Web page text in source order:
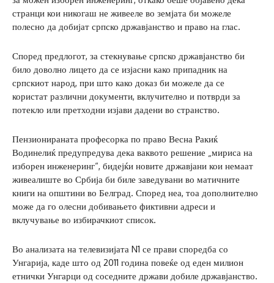
странци кои никогаш не живееле во земјата би можеле
полесно да добијат српско државјанство и право на глас.
Според предлогот, за стекнување српско државјанство би
било доволно лицето да се изјасни како припадник на
српскиот народ, при што како доказ би можеле да се
користат различни документи, вклучително и потврди за
потекло или претходни изјави дадени во странство.
Пензионираната професорка по право Весна Ракиќ
Водинелиќ предупредува дека ваквото решение „мириса на
изборен инженеринг“, бидејќи новите државјани кои немаат
живеалиште во Србија би биле заведувани во матичните
книги на општини во Белград. Според неа, тоа дополнително
може да го олесни добивањето фиктивни адреси и
вклучување во избирачкиот список.
Во анализата на телевизијата N1 се прави споредба со
Унгарија, каде што од 2011 година повеќе од еден милион
етнички Унгарци од соседните држави добиле државјанство.